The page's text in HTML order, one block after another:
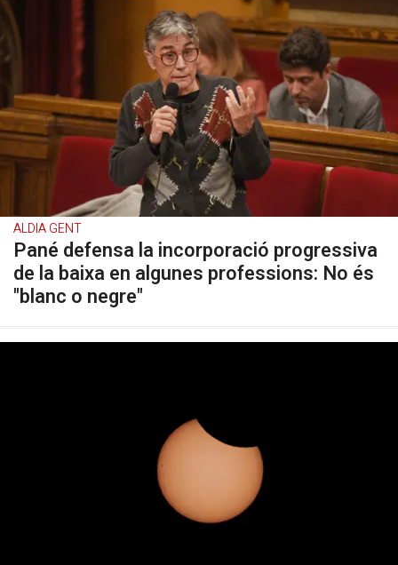
ALDIA GENT
Pané defensa la incorporació progressiva
de la baixa en algunes professions: No és
"blanc o negre"